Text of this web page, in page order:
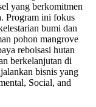
yang berkomitmen
Program ini fokus
bumi dan
pohon mangrove
reboisasi hutan
berkelanjutan di
bisnis yang
Social, and